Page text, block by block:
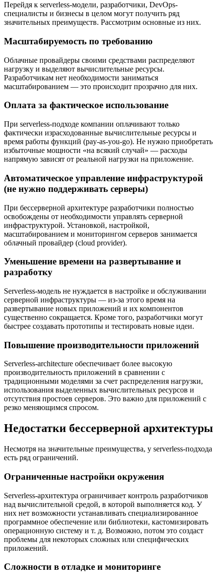
Перейдя к serverless-модели, разработчики, DevOps-
специалисты и бизнесы в целом могут получить ряд
значительных преимуществ. Рассмотрим основные из них.
Масштабируемость по требованию
Облачные провайдеры своими средствами распределяют
нагрузку и выделяют вычислительные ресурсы.
Разработчикам нет необходимости заниматься
масштабированием — это происходит прозрачно для них.
Оплата за фактическое использование
При serverless-подходе компании оплачивают только
фактически израсходованные вычислительные ресурсы и
время работы функций (pay-as-you-go). Не нужно приобретать
избыточные мощности «на всякий случай» — расходы
напрямую зависят от реальной нагрузки на приложение.
Автоматическое управление инфраструктурой
(не нужно поддерживать серверы)
При бессерверной архитектуре разработчики полностью
освобождены от необходимости управлять серверной
инфраструктурой. Установкой, настройкой,
масштабированием и мониторингом серверов занимается
облачный провайдер (cloud provider).
Уменьшение времени на развертывание и
разработку
Serverless-модель не нуждается в настройке и обслуживании
серверной инфраструктуры — из-за этого время на
развертывание новых приложений и их компонентов
существенно сокращается. Кроме того, разработчики могут
быстрее создавать прототипы и тестировать новые идеи.
Повышение производительности приложений
Serverless-architecture обеспечивает более высокую
производительность приложений в сравнении с
традиционными моделями за счет распределения нагрузки,
использования выделенных вычислительных ресурсов и
отсутствия простоев серверов. Это важно для приложений с
резко меняющимся спросом.
Недостатки бессерверной архитектуры
Несмотря на значительные преимущества, у serverless-подхода
есть ряд ограничений.
Ограниченные настройки окружения
Serverless-архитектура ограничивает контроль разработчиков
над вычислительной средой, в которой выполняется код. У
них нет возможности устанавливать специализированное
программное обеспечение или библиотеки, кастомизировать
операционную систему и т. д. Возможно, потом это создаст
проблемы для некоторых сложных или специфических
приложений.
Сложности в отладке и мониторинге